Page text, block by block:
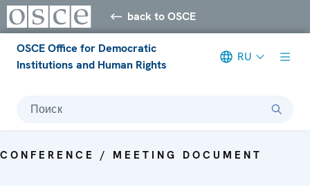
back to OSCE
OSCE Office for Democratic
Institutions and Human Rights
RU
Поиск
CONFERENCE / MEETING DOCUMENT